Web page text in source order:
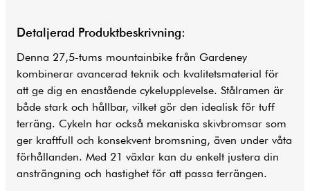
Detaljerad Produktbeskrivning:
Denna 27,5-tums mountainbike från Gardeney
kombinerar avancerad teknik och kvalitetsmaterial för
att ge dig en enastående cykelupplevelse. Stålramen är
både stark och hållbar, vilket gör den idealisk för tuff
terräng. Cykeln har också mekaniska skivbromsar som
ger kraftfull och konsekvent bromsning, även under våta
förhållanden. Med 21 växlar kan du enkelt justera din
ansträngning och hastighet för att passa terrängen.